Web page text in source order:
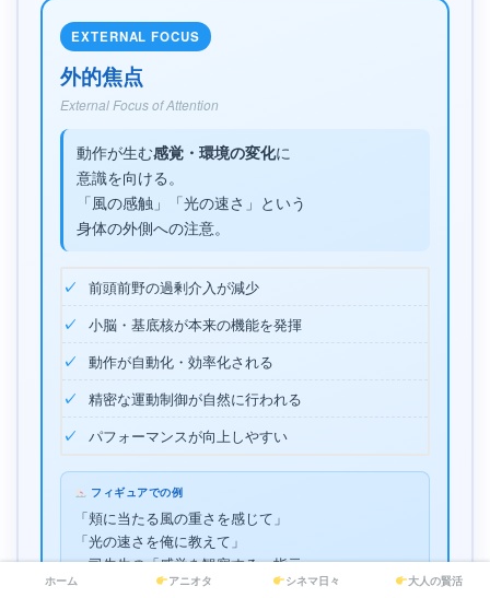
EXTERNAL FOCUS
外的焦点
External Focus of Attention
動作が生む感覚・環境の変化に
意識を向ける。
「風の感触」「光の速さ」という
身体の外側への注意。
前頭前野の過剰介入が減少
小脳・基底核が本来の機能を発揮
動作が自動化・効率化される
精密な運動制御が自然に行われる
パフォーマンスが向上しやすい
フィギュアでの例
「頬に当たる風の重さを感じて」
「光の速さを俺に教えて」
→司先生の「感覚を観察する」指示
ホーム アニオタ シネマ日々 大人の賢活